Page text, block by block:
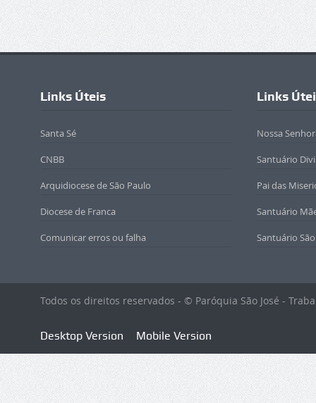
Links Úteis
Santa Sé
CNBB
Arquidiocese de São Paulo
Diocese de Franca
Comunicar erros ou falha
Links
Nossa
Santuário
Pai das
Santuário
Santuário
Todos os direitos reservados - © Paróquia São José -
Desktop Version Mobile Version